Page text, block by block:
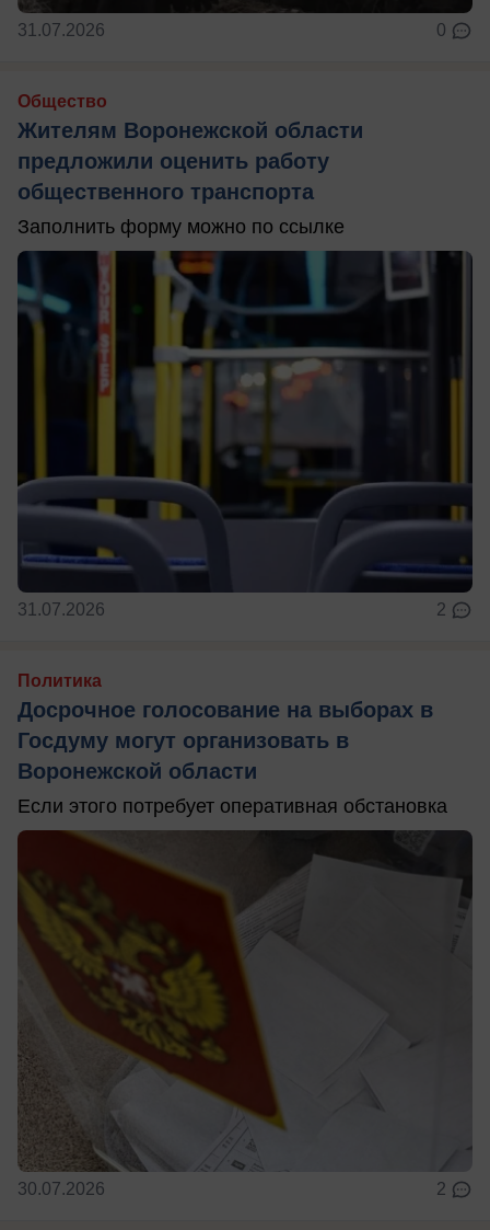
31.07.2026 0
Общество
Жителям Воронежской области
предложили оценить работу
общественного транспорта
Заполнить форму можно по ссылке
31.07.2026 2
Политика
Досрочное голосование на выборах в
Госдуму могут организовать в
Воронежской области
Если этого потребует оперативная обстановка
30.07.2026 2